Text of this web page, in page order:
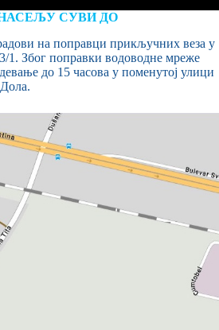
СУВИ ДО
на поправци прикључних веза у
1. Због поправки водоводне мреже
до 15 часова у поменутој улици